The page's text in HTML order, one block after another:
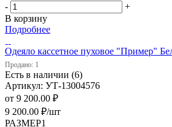
-
+
В корзину
Подробнее
Одеяло кассетное пуховое "Пример"
Продано: 1
Есть в наличии (6)
Артикул: УТ-13004576
от 9 200.00 ₽
9 200.00 ₽/шт
РАЗМЕР1